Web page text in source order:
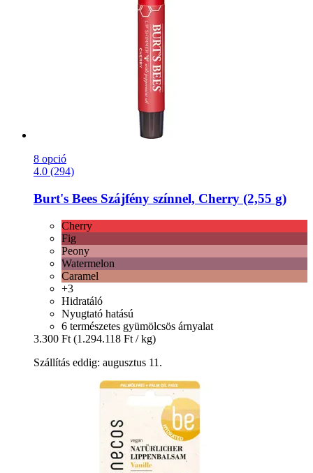
8 opció
4.0 (294)
Burt's Bees Szájfény színnel, Cherry (2,55 g)
Cherry
Fig
Peony
Watermelon
Caramel
+3
Hidratáló
Nyugtató hatású
6 természetes gyümölcsös árnyalat
3.300 Ft (1.294.118 Ft / kg)
Szállítás eddig: augusztus 11.